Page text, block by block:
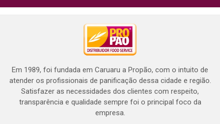
Em 1989, foi fundada em Caruaru a Propão, com o intuito de
atender os profissionais de panificação dessa cidade e região.
Satisfazer as necessidades dos clientes com respeito,
transparência e qualidade sempre foi o principal foco da
empresa.